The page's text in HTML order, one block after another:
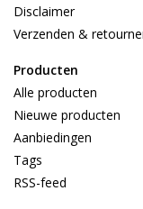
Disclaimer
Verzenden &
Producten
Alle producten
Nieuwe producten
Aanbiedingen
Tags
RSS-feed